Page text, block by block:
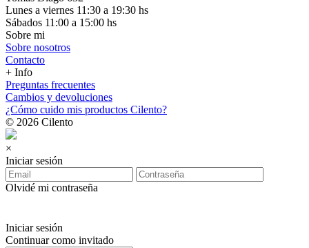
Lunes a viernes 11:30 a 19:30 hs
Sábados 11:00 a 15:00 hs
Sobre mi
Sobre nosotros
Contacto
+ Info
Preguntas frecuentes
Cambios y devoluciones
¿Cómo cuido mis productos Cilento?
© 2026 Cilento
×
Iniciar sesión
Olvidé mi contraseña
Iniciar sesión
Continuar como invitado